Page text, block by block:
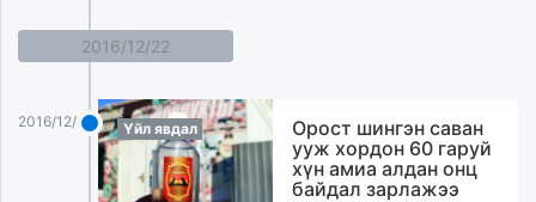
2016/12/22
2016/12/22 Үйл явдал
Орост шингэн саван
ууж хордон 60 гаруй
хүн амиа алдан онц
байдал зарлажээ